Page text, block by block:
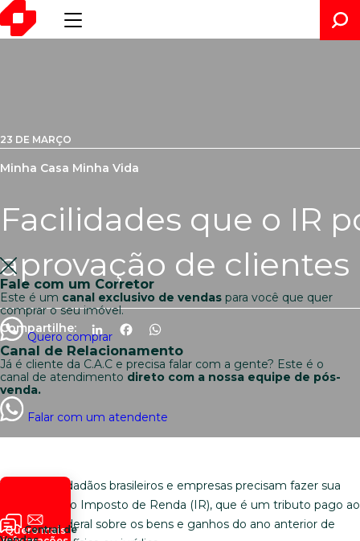
Fale com um Corretor
Este é um canal exclusivo de vendas para você que quer
comprar o seu imóvel.
Quero comprar
Canal de Relacionamento
Já é cliente da C.A.C e precisa falar com a gente? Este é o
canal de atendimento direto com a nossa equipe de pós-
venda.
Falar com um atendente
Quero mais
Central de
23 DE MARÇO
Minha Casa Minha Vida
Facilidades que o IR
aprovação de
Compartilhe: LinkedInFacebook
Todo ano, cidadãos brasileiros e empresas precisam fazer sua
declaração do Imposto de Renda (IR), que é um tributo pago ao
Governo Federal sobre os bens e ganhos do ano anterior de